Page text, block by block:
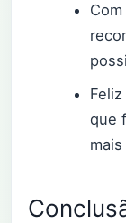
que